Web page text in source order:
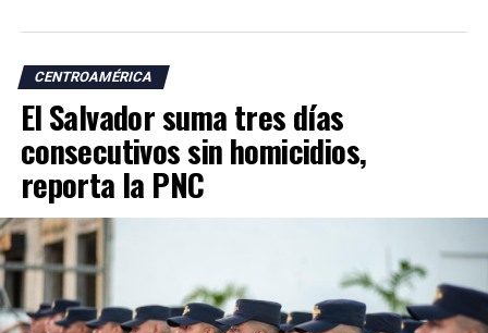
señaladas de pertenecer a estructuras criminales.
Las autoridades atribuyen a esta estrategia una
reducción significativa de los homicidios y de otros
delitos como las extorsiones y los robos.
Desde la llegada de Nayib Bukele a la Presidencia, en
junio de 2019, las estadísticas oficiales muestran una
tendencia descendente en los homicidios. Durante su
administración, la PNC contabiliza 1,288 jornadas sin
CENTROAMÉRICA
El Salvador suma tres días
consecutivos sin homicidios,
reporta la PNC